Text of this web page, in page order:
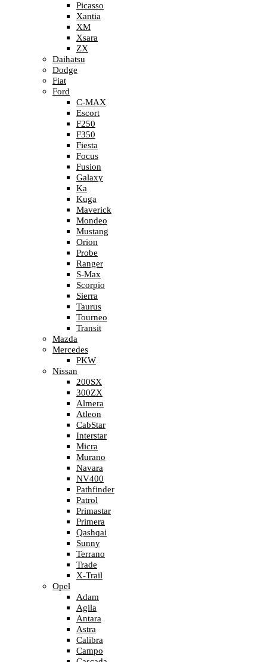
Picasso
Xantia
XM
Xsara
ZX
Daihatsu
Dodge
Fiat
Ford
C-MAX
Escort
F250
F350
Fiesta
Focus
Fusion
Galaxy
Ka
Kuga
Maverick
Mondeo
Mustang
Orion
Probe
Ranger
S-Max
Scorpio
Sierra
Taurus
Tourneo
Transit
Mazda
Mercedes
PKW
Nissan
200SX
300ZX
Almera
Atleon
CabStar
Interstar
Micra
Murano
Navara
NV400
Pathfinder
Patrol
Primastar
Primera
Qashqai
Sunny
Terrano
Trade
X-Trail
Opel
Adam
Agila
Antara
Astra
Calibra
Campo